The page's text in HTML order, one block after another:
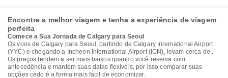
Encontre a melhor viagem e tenha a experiência de viagem
perfeita
Comece a Sua Jornada de Calgary para Seoul
Os voos de Calgary para Seoul, partindo de Calgary International Airport
(YYC) e chegando a Incheon International Airport (ICN), levam cerca de .
Os preços tendem a ser mais baixos quando você reserva com
antecedência e mantém suas datas flexíveis, por isso comparar suas
opções cedo é a forma mais fácil de economizar.